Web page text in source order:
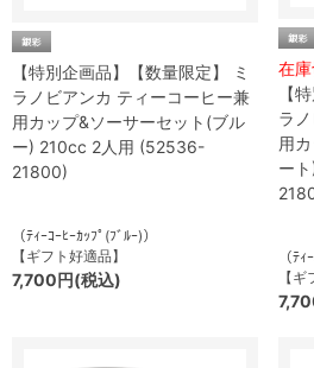
【特別企画品】【数量限定】 ミ
ラノビアンカ ティーコーヒー兼
用カップ&ソーサーセット(ブル
ー) 210cc 2人用 (52536-
21800)
（ﾃｨｰｺｰﾋｰｶｯﾌﾟ(ﾌﾞﾙｰ)）
【ギフト好適品】
7,700円(税込)
在
【
ラ
用
ー
（ﾃ
【